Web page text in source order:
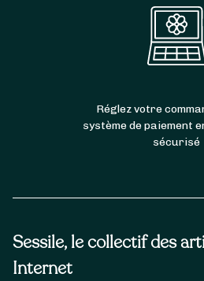
Sessile, le collectif des
Internet
Réglez votre
système de paiement
sécurisé